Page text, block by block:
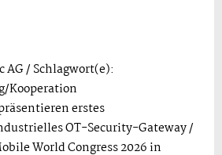
AG / Schlagwort(e):
Kooperation
erstes
OT-Security-Gateway /
World Congress 2026 in